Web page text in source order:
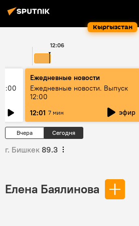
Кыргызстан
12:06
Ежедневные новости
Ежедневные новости. Выпуск
12:00
12:01 7 мин эфир
Вчера Сегодня
г. Бишкек 89.3
Елена Баялинова